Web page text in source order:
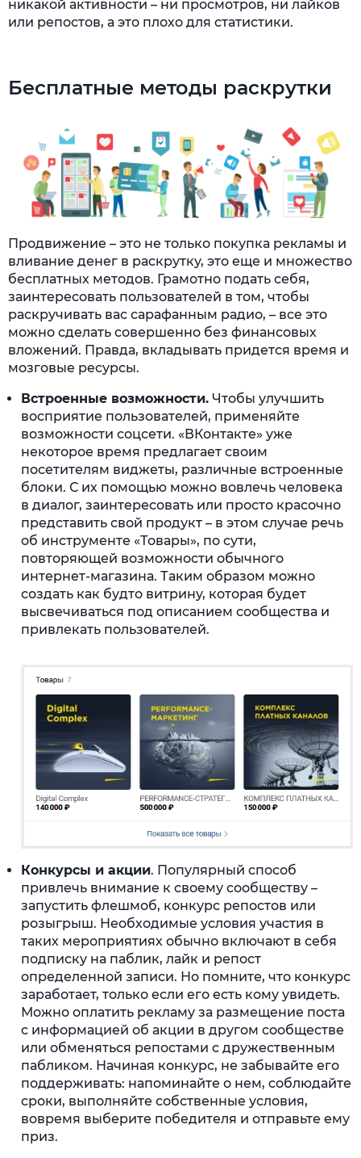
никакой активности – ни просмотров, ни лайков
или репостов, а это плохо для статистики.
Бесплатные методы раскрутки
Продвижение – это не только покупка рекламы и
вливание денег в раскрутку, это еще и множество
бесплатных методов. Грамотно подать себя,
заинтересовать пользователей в том, чтобы
раскручивать вас сарафанным радио, – все это
можно сделать совершенно без финансовых
вложений. Правда, вкладывать придется время и
мозговые ресурсы.
Встроенные возможности. Чтобы улучшить
восприятие пользователей, применяйте
возможности соцсети. «ВКонтакте» уже
некоторое время предлагает своим
посетителям виджеты, различные встроенные
блоки. С их помощью можно вовлечь человека
в диалог, заинтересовать или просто красочно
представить свой продукт – в этом случае речь
об инструменте «Товары», по сути,
повторяющей возможности обычного
интернет-магазина. Таким образом можно
создать как будто витрину, которая будет
высвечиваться под описанием сообщества и
привлекать пользователей.
Конкурсы и акции. Популярный способ
привлечь внимание к своему сообществу –
запустить флешмоб, конкурс репостов или
розыгрыш. Необходимые условия участия в
таких мероприятиях обычно включают в себя
подписку на паблик, лайк и репост
определенной записи. Но помните, что конкурс
заработает, только если его есть кому увидеть.
Можно оплатить рекламу за размещение поста
с информацией об акции в другом сообществе
или обменяться репостами с дружественным
пабликом. Начиная конкурс, не забывайте его
поддерживать: напоминайте о нем, соблюдайте
сроки, выполняйте собственные условия,
вовремя выберите победителя и отправьте ему
приз.